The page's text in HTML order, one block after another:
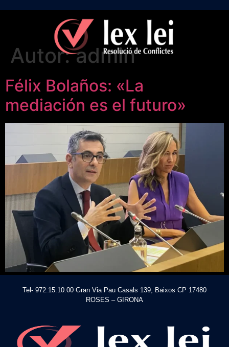
Autor:admin
Félix Bolaños: «La
mediación es el futuro»
Tel- 972.15.10.00 Gran Via Pau Casals 139, Baixos CP 17480
ROSES – GIRONA